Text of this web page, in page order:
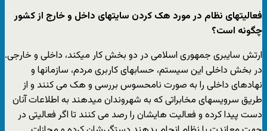
فعالیتهای نظام در مورد هک کردن سایتهای داخل و خارج از کشور
چگونه است؟
ارتش سایبری جمهوری اسلامی در دو بخش کار میکند، داخلی و خارجی.
در بخش داخلی این سیستم، حسابهای کاربری مردم، سازمانها و
نهادهای داخلی را به صورت نامحسوس بررسی و هک می کنند و از
طریق سرویسهای مخابراتی که به شهروندان میدهند به اطلاعات آنان
دست پیدا کرده و فعالیت هایشان را رصد می کنند تا اگر فعالیتی در